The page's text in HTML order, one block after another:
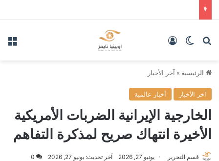
بحث عنالوضع المظلم
الرئيسية » آخر الأخبار
آخر الأخبار أخبار عالمية
الخارجية الإيرانية الضربات الأمريكية
الأخيرة انتهاك صريح لمذكرة التفاهم
قسم التحرير يونيو 27, 2026 آخر تحديث: يونيو 27, 2026 0